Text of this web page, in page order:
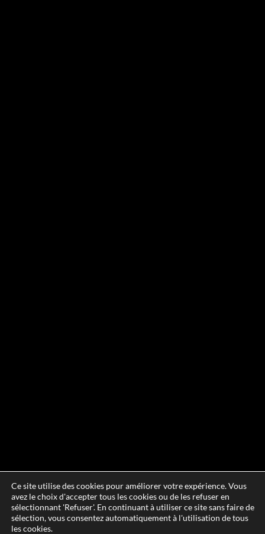
Ce site utilise des cookies pour améliorer votre expérience. Vous
avez le choix d'accepter tous les cookies ou de les refuser en
sélectionnant 'Refuser'. En continuant à utiliser ce site sans faire de
sélection, vous consentez automatiquement à l'utilisation de tous
les cookies.